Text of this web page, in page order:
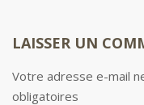
LAISSER UN
Votre adresse e-mail
obligatoires